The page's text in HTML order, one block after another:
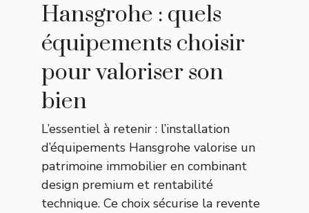
Hansgrohe : quels
équipements choisir
pour valoriser son
bien
L’essentiel à retenir : l’installation
d’équipements Hansgrohe valorise un
patrimoine immobilier en combinant
design premium et rentabilité
technique. Ce choix sécurise la revente